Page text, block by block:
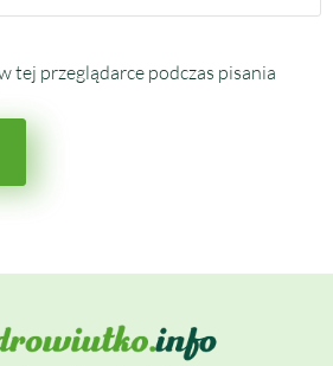
tej przeglądarce podczas pisania